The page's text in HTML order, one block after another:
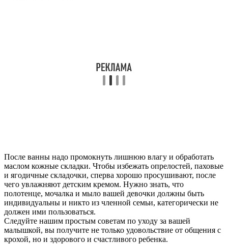
После ванны надо промокнуть лишнюю влагу и обработать
маслом кожные складки. Чтобы избежать опрелостей, паховые
и ягодичные складочки, сперва хорошо просушивают, после
чего увлажняют детским кремом. Нужно знать, что
полотенце, мочалка и мыло вашей девочки должны быть
индивидуальны и никто из членной семьи, категорически не
должен ими пользоваться.
Следуйте нашим простым советам по уходу за вашей
малышкой, вы получите не только удовольствие от общения с
крохой, но и здорового и счастливого ребенка.